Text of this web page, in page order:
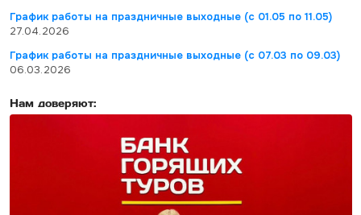
График работы на праздничные выходные (с 01.05 по 11.05)
27.04.2026
График работы на праздничные выходные (с 07.03 по 09.03)
06.03.2026
Нам доверяют: